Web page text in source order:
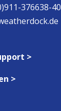
376638-40
>
>